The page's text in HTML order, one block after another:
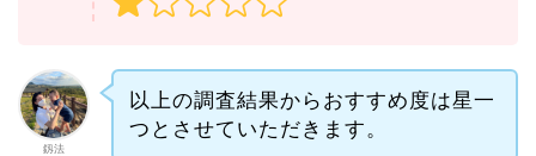
釼法
以上の調査結果からおすすめ度は星一
つとさせていただきます。